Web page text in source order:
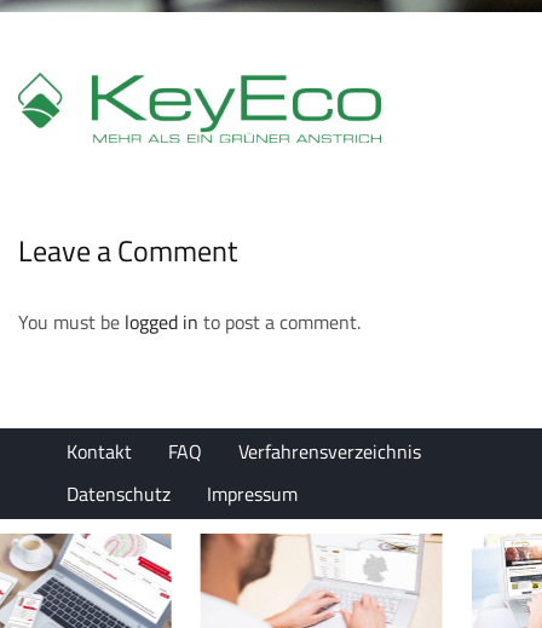
Leave a Comment
You must be logged in to post a comment.
Kontakt FAQ
Verfahrensverzeichnis
Datenschutz
Impressum